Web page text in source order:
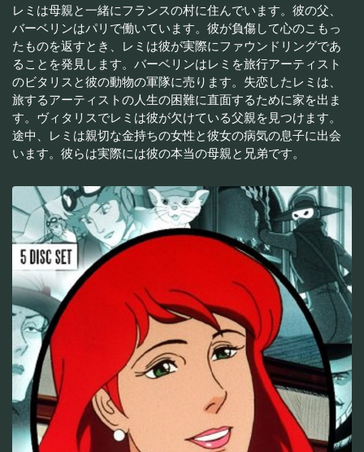
レミは母親と一緒にフランスの村に住んでいます。彼の父、
バーベリンはパリで働いています。彼が負傷して心のこもっ
たものを返すとき、レミは彼が実際にファウンドリングであ
ることを発見します。バーベリンはレミを旅行アーティスト
のビタリスと彼の動物の軍隊に売ります。失恋したレミは、
旅するアーティストの人生の困難に直面するために家を出ま
す。ヴィタリスでレミは彼が欠けている父親を見つけます。
途中、レミは親切な金持ちの女性と彼女の病気の息子に出会
います。彼らは実際には彼の本当の母親と兄弟です。